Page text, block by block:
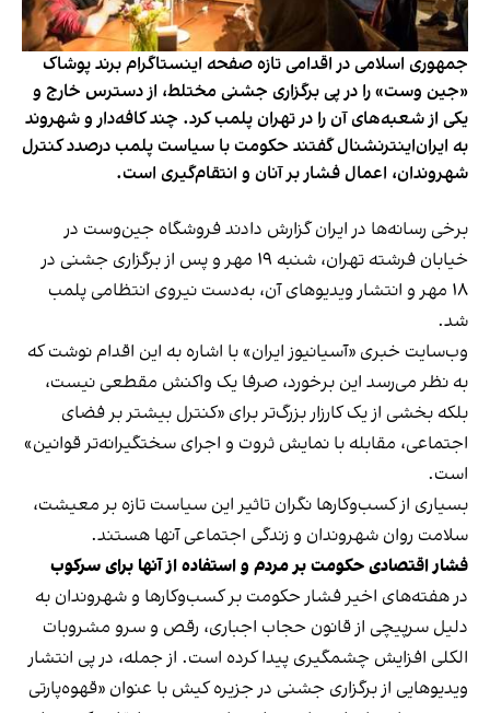
جمهوری اسلامی در اقدامی تازه صفحه اینستاگرام برند پوشاک
«جین وست» را در پی برگزاری جشنی مختلط، از دسترس خارج و
یکی از شعبه‌های آن را در تهران پلمب کرد. چند کافه‌‌دار و شهروند
به ایران‌اینترنشنال گفتند حکومت با سیاست پلمب درصدد کنترل
شهروندان، اعمال فشار بر آنان و انتقام‌گیری است.
برخی رسانه‌ها در ایران گزارش دادند فروشگاه جین‌وست در
خیابان فرشته تهران، شنبه ۱۹ مهر و پس از برگزاری جشنی در
۱۸ مهر و انتشار ویدیوهای آن، به‌دست نیروی انتظامی پلمب
شد.
وب‌سایت خبری «آسیانیوز ایران» با اشاره به این اقدام نوشت که
به نظر می‌رسد این برخورد، صرفا یک واکنش مقطعی نیست،
بلکه بخشی از یک کارزار بزرگ‌تر برای «کنترل بیشتر بر فضای
اجتماعی، مقابله با نمایش ثروت و اجرای سختگیرانه‌تر قوانین»
است.
بسیاری از کسب‌وکارها نگران تاثیر این سیاست‌ تازه بر معیشت،
سلامت روان شهروندان و زندگی اجتماعی آنها هستند.
فشار اقتصادی حکومت بر مردم و استفاده از آنها برای سرکوب
در هفته‌های اخیر فشار حکومت بر کسب‌وکارها و شهروندان به
دلیل سرپیچی از قانون حجاب اجباری، رقص و سرو مشروبات
الکلی افزایش چشمگیری پیدا کرده است. از جمله، در پی انتشار
ویدیوهایی از برگزاری جشنی در جزیره کیش با عنوان «قهوه‌پارتی